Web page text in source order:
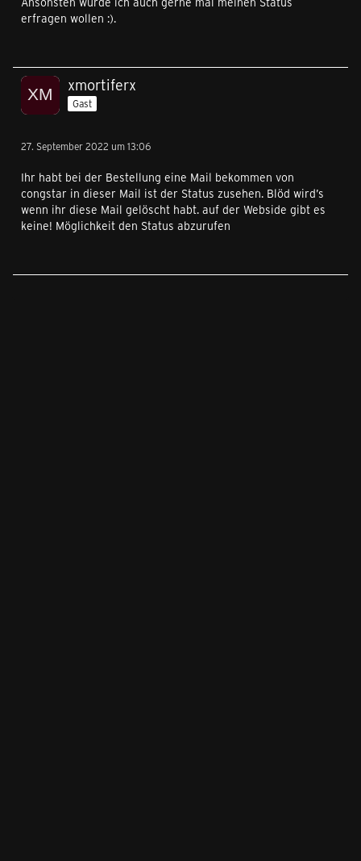
erfragen wollen :).
xmortiferx
Gast
27. September 2022 um 13:06
Ihr habt bei der Bestellung eine Mail bekommen von
congstar in dieser Mail ist der Status zusehen. Blöd wird’s
wenn ihr diese Mail gelöscht habt. auf der Webside gibt es
keine! Möglichkeit den Status abzurufen